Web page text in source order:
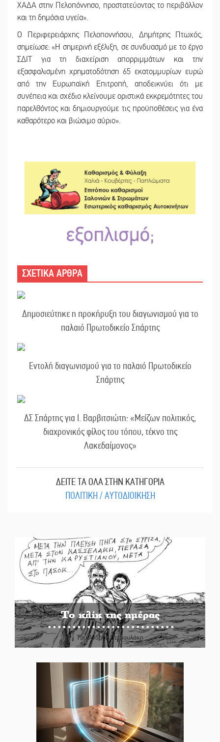
ΧΑΔΑ στην Πελοπόννησο, προστατεύοντας το περιβάλλον
και τη δημόσια υγεία».
Ο Περιφερειάρχης Πελοποννήσου, Δημήτρης Πτωχός,
σημείωσε: «Η σημερινή εξέλιξη, σε συνδυασμό με το έργο
ΣΔΙΤ για τη διαχείριση απορριμμάτων και την
εξασφαλισμένη χρηματοδότηση 65 εκατομμυρίων ευρώ
από την Ευρωπαϊκή Επιτροπή, αποδεικνύει ότι με
συνέπεια και σχέδιο κλείνουμε οριστικά εκκρεμότητες του
παρελθόντος και δημιουργούμε τις προϋποθέσεις για ένα
καθαρότερο και βιώσιμο αύριο».
ΣΧΕΤΙΚΑ ΑΡΘΡΑ
Δημοσιεύτηκε η προκήρυξη του διαγωνισμού για το
παλαιό Πρωτοδικείο Σπάρτης
Εντολή διαγωνισμού για το παλαιό Πρωτοδικείο
Σπάρτης
ΔΣ Σπάρτης για Ι. Βαρβιτσιώτη: «Μείζων πολιτικός,
διαχρονικός φίλος του τόπου, τέκνο της
Λακεδαίμονος»
ΔΕΙΤΕ ΤΑ ΟΛΑ ΣΤΗΝ ΚΑΤΗΓΟΡΙΑ
ΠΟΛΙΤΙΚΗ / ΑΥΤΟΔΙΟΙΚΗΣΗ
Το κλίκ της ημέρας
Του Ανδρέα Πετρουλάκη